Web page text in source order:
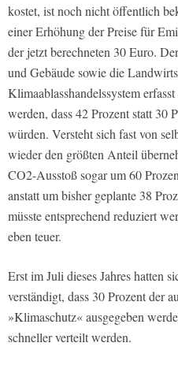
kostet, ist noch nicht öffentlich
einer Erhöhung der Preise für
der jetzt berechneten 30 Euro.
und Gebäude sowie die
Klimaablasshandelssystem
werden, dass 42 Prozent statt 30
würden. Versteht sich fast von
wieder den größten Anteil
CO2-Ausstoß sogar um 60
anstatt um bisher geplante 38
müsste entsprechend reduziert
eben teuer.
Erst im Juli dieses Jahres hatten
verständigt, dass 30 Prozent der
»Klimaschutz« ausgegeben
schneller verteilt werden.